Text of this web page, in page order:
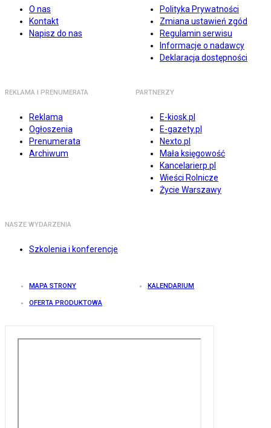
O nas
Kontakt
Napisz do nas
Polityka Prywatności
Zmiana ustawień zgód
Regulamin serwisu
Informacje o nadawcy
Deklaracja dostępności
REKLAMA I PRENUMERATA
Reklama
Ogłoszenia
Prenumerata
Archiwum
PARTNERZY
E-kiosk.pl
E-gazety.pl
Nexto.pl
Mała księgowość
Kancelarierp.pl
Wieści Rolnicze
Życie Warszawy
NASZE WYDARZENIA
Szkolenia i konferencje
MAPA STRONY KALENDARIUM
OFERTA PRODUKTOWA